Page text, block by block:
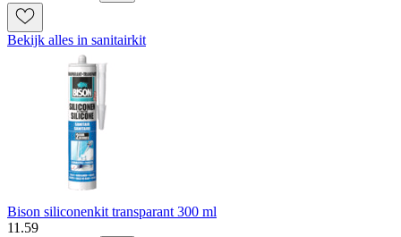
Bekijk alles in sanitairkit
Bison siliconenkit transparant 300 ml
11.59